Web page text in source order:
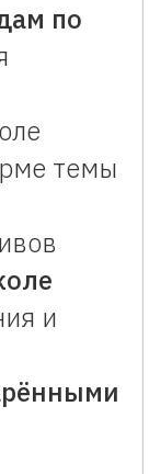
по
темы
и